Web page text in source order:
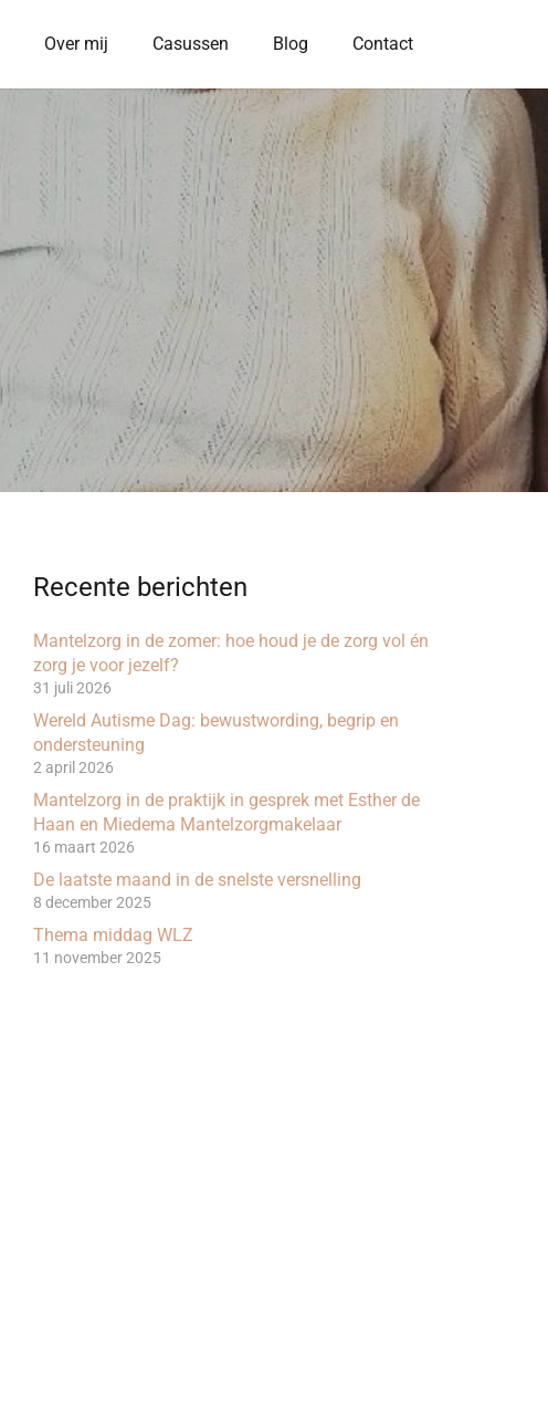
Over mij Casussen Blog Contact
Recente berichten
Mantelzorg in de zomer: hoe houd je de zorg vol én
zorg je voor jezelf?
31 juli 2026
Wereld Autisme Dag: bewustwording, begrip en
ondersteuning
2 april 2026
Mantelzorg in de praktijk in gesprek met Esther de
Haan en Miedema Mantelzorgmakelaar
16 maart 2026
De laatste maand in de snelste versnelling
8 december 2025
Thema middag WLZ
11 november 2025